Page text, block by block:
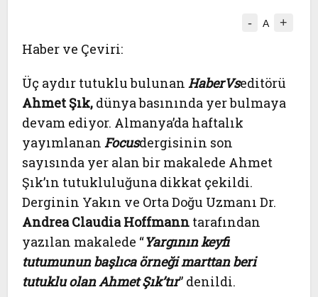
- A +
Haber ve Çeviri:
Üç aydır tutuklu bulunanHaberVseditörü
Ahmet Şık, dünya basınında yer bulmaya
devam ediyor. Almanya’da haftalık
yayımlananFocusdergisinin son
sayısında yer alan bir makalede Ahmet
Şık’ın tutukluluğuna dikkat çekildi.
Derginin Yakın ve Orta Doğu Uzmanı Dr.
Andrea Claudia Hoffmann tarafından
yazılan makalede “Yargının keyfi
tutumunun başlıca örneği marttan beri
tutuklu olan Ahmet Şık’tır” denildi.